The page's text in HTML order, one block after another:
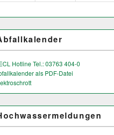
Hotline Tel.: 03763 404-0
als PDF-Datei